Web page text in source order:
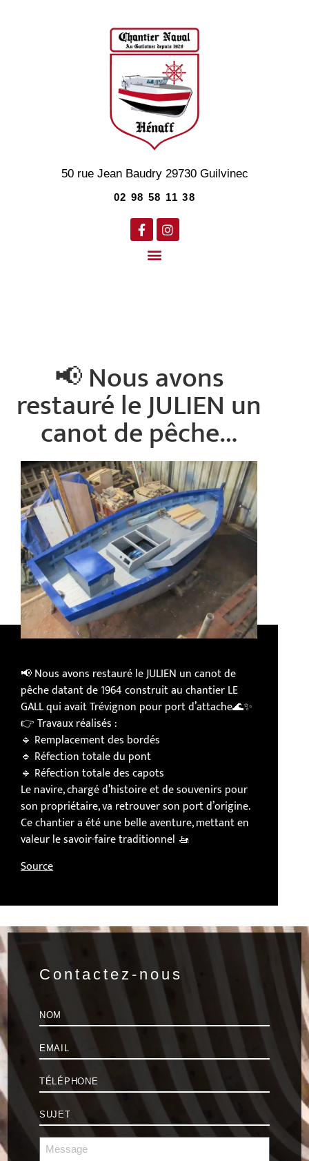
50 rue Jean Baudry 29730 Guilvinec
02 98 58 11 38
📢 Nous avons
restauré le JULIEN un
canot de pêche…
📢 Nous avons restauré le JULIEN un canot de
pêche datant de 1964 construit au chantier LE
GALL qui avait Trévignon pour port d’attache🌊✨
👉 Travaux réalisés :
🔹 Remplacement des bordés
🔹 Réfection totale du pont
🔹 Réfection totale des capots
Le navire, chargé d’histoire et de souvenirs pour
son propriétaire, va retrouver son port d’origine.
Ce chantier a été une belle aventure, mettant en
valeur le savoir-faire traditionnel 🚤
Source
Contactez-nous
Nom
E-
mail *
Téléphone
Sujet
Message